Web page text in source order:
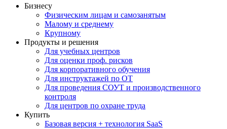
Бизнесу
Физическим лицам и самозанятым
Малому и среднему
Крупному
Продукты и решения
Для учебных центров
Для оценки проф. рисков
Для корпоративного обучения
Для инструктажей по ОТ
Для проведения СОУТ и производственного
контроля
Для центров по охране труда
Купить
Базовая версия + технология SaaS